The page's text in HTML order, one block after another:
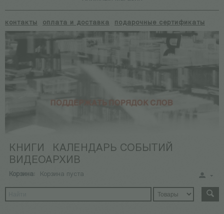
контакты оплата и доставка подарочные сертификаты
КНИГИ
КАЛЕНДАРЬ СОБЫТИЙ
ВИДЕОАРХИВ
Корзина: Корзина пуста